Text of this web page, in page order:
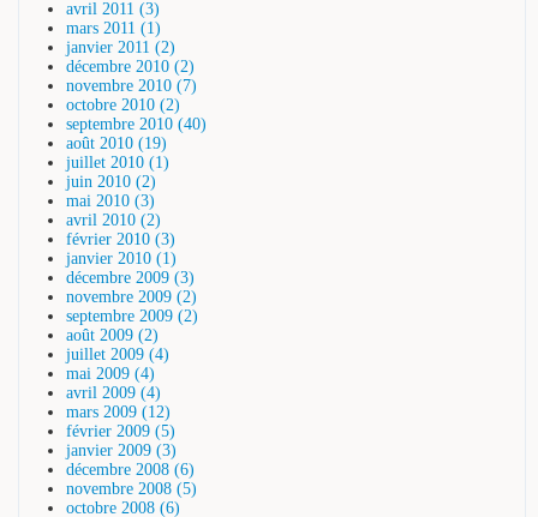
avril 2011 (3)
mars 2011 (1)
janvier 2011 (2)
décembre 2010 (2)
novembre 2010 (7)
octobre 2010 (2)
septembre 2010 (40)
août 2010 (19)
juillet 2010 (1)
juin 2010 (2)
mai 2010 (3)
avril 2010 (2)
février 2010 (3)
janvier 2010 (1)
décembre 2009 (3)
novembre 2009 (2)
septembre 2009 (2)
août 2009 (2)
juillet 2009 (4)
mai 2009 (4)
avril 2009 (4)
mars 2009 (12)
février 2009 (5)
janvier 2009 (3)
décembre 2008 (6)
novembre 2008 (5)
octobre 2008 (6)